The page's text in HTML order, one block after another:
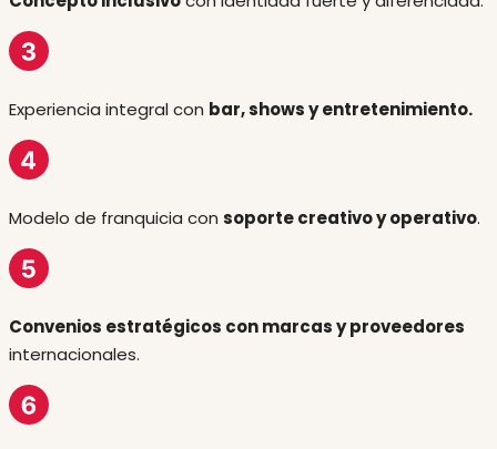
Experiencia integral con bar, shows y entretenimiento.
Modelo de franquicia con soporte creativo y operativo.
Convenios estratégicos con marcas y proveedores
internacionales.